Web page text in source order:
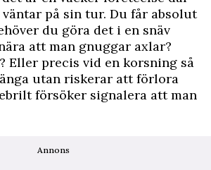
på sin tur. Du får absolut
du göra det i en snäv
att man gnuggar axlar?
Eller precis vid en korsning så
utan riskerar att förlora
försöker signalera att man
Annons